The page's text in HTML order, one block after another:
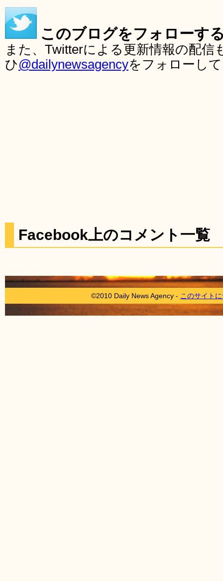
このブログをフォローす
また、Twitterによる更新情報の配
ひ@dailynewsagencyをフォローし
Facebook上のコメント一覧
©2010 Daily News Agency - このサイト